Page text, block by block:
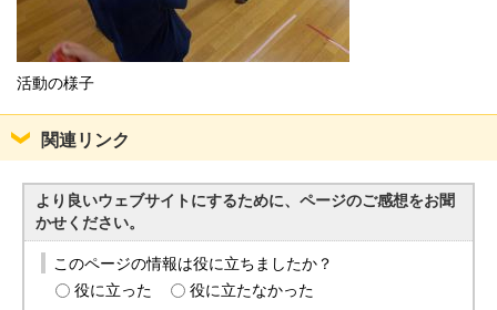
活動の様子
関連リンク
より良いウェブサイトにするために、ページのご感想をお聞
かせください。
このページの情報は役に立ちましたか？
役に立った
役に立たなかった